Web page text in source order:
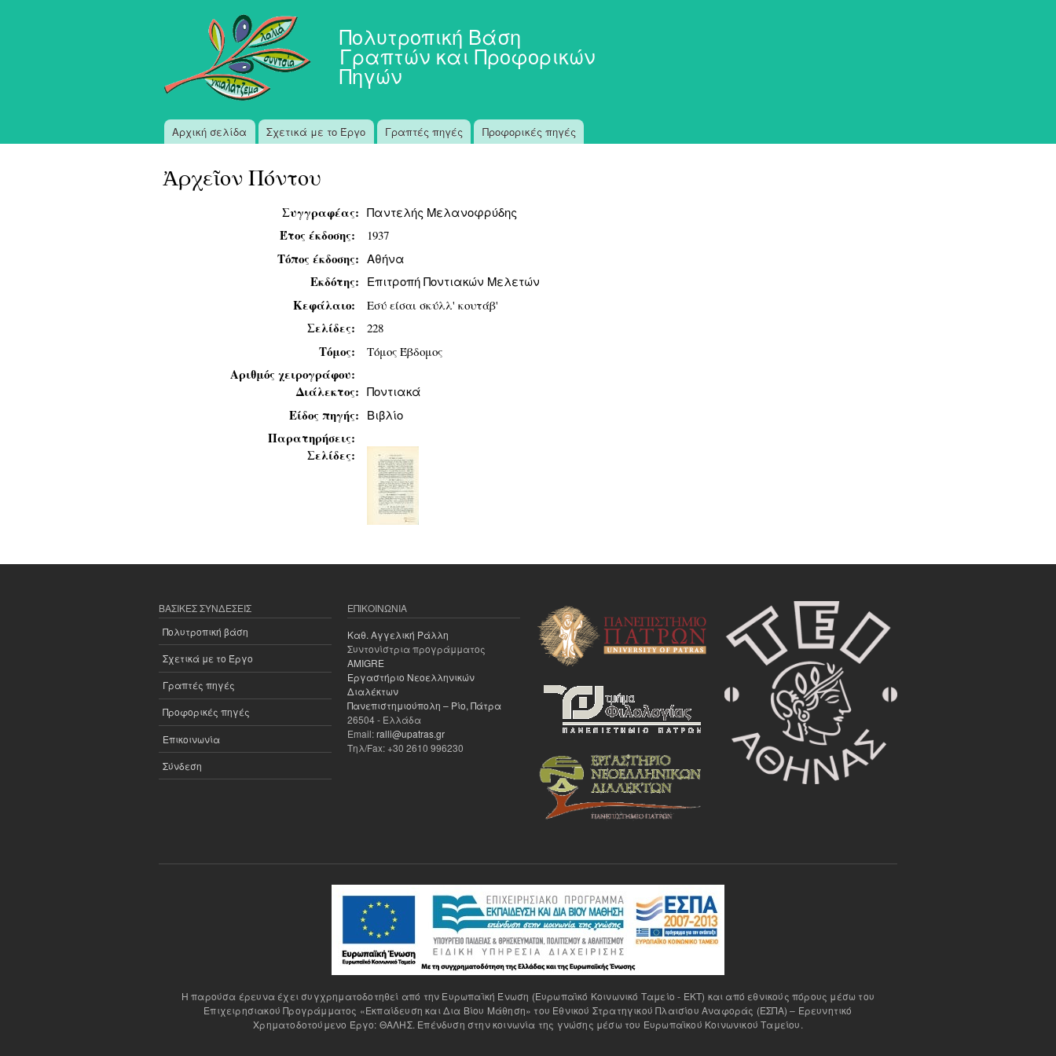
προς το
κυρίως
περιεχόμενο
Πολυτροπική Βάση
Γραπτών και Προφορικών
Πηγών
Κύριο μενού
Αρχική σελίδα Σχετικά με το Έργο Γραπτές πηγές Προφορικές πηγές
Ἀρχεῖον Πόντου
Συγγραφέας: Παντελής Μελανοφρύδης
Έτος έκδοσης: 1937
Τόπος έκδοσης: Αθήνα
Εκδότης: Επιτροπή Ποντιακών Μελετών
Κεφάλαιο: Εσύ είσαι σκύλλ' κουτάβ'
Σελίδες: 228
Τόμος: Τόμος Έβδομος
Αριθμός χειρογράφου:
Διάλεκτος: Ποντιακά
Είδος πηγής: Βιβλίο
Παρατηρήσεις:
Σελίδες:
ΒΑΣΙΚΈΣ ΣΥΝΔΈΣΕΙΣ
Πολυτροπική βάση
Σχετικά με το Έργο
Γραπτές πηγές
Προφορικές πηγές
Επικοινωνία
Σύνδεση
ΕΠΙΚΟΙΝΩΝΊΑ
Καθ. Αγγελική Ράλλη
Συντονίστρια προγράμματος
AMIGRE
Εργαστήριο Νεοελληνικών
Διαλέκτων
Πανεπιστημιούπολη – Ρίο, Πάτρα
26504 - Ελλάδα
Email:ralli@upatras.gr
Τηλ/Fax: +30 2610 996230
H παρούσα έρευνα έχει συγχρηματοδοτηθεί από την Ευρωπαϊκή Ένωση (Ευρωπαϊκό Κοινωνικό Ταμείο - ΕΚΤ) και από εθνικούς πόρους μέσω του
Επιχειρησιακού Προγράμματος «Εκπαίδευση και Δια Βίου Μάθηση» του Εθνικού Στρατηγικού Πλαισίου Αναφοράς (ΕΣΠΑ) – Ερευνητικό
Χρηματοδοτούμενο Έργο: ΘΑΛΗΣ. Επένδυση στην κοινωνία της γνώσης μέσω του Ευρωπαϊκού Κοινωνικού Ταμείου.